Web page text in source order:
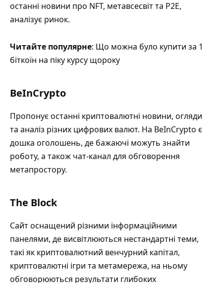
останні новини про NFT, метавсесвіт та P2E,
аналізує ринок.
Читайте популярне: Що можна було купити за 1
біткоїн на піку курсу щороку
BeInCrypto
Пропонує останні криптовалютні новини, огляди
та аналіз різних цифрових валют. На BeInCrypto є
дошка оголошень, де бажаючі можуть знайти
роботу, а також чат-канал для обговорення
метапростору.
The Block
Сайт оснащений різними інформаційними
панелями, де висвітлюються нестандартні теми,
такі як криптовалютний венчурний капітал,
криптовалютні ігри та метамережа, на ньому
обговорюються результати глибоких